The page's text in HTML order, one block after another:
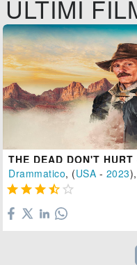
ULTIMI
THE DEAD DON'T
Drammatico, (USA - 2023
    